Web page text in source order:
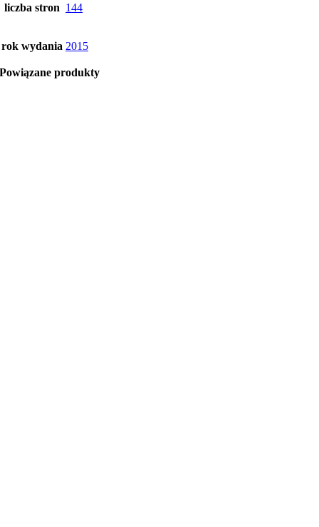
liczba stron 144
rok wydania 2015
Powiązane produkty